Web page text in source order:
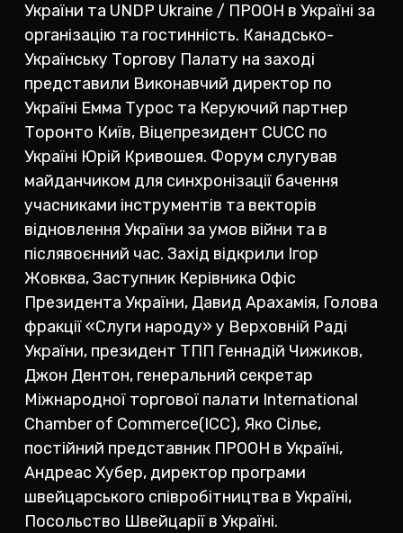
України та UNDP Ukraine / ПРООН в Україні за
організацію та гостинність. Канадсько-
Українську Торгову Палату на заході
представили Виконавчий директор по
Україні Емма Турос та Керуючий партнер
Торонто Київ, Віцепрезидент CUCC по
Україні Юрій Кривошея. Форум слугував
майданчиком для синхронізації бачення
учасниками інструментів та векторів
відновлення України за умов війни та в
післявоєнний час. Захід відкрили Ігор
Жовква, Заступник Керівника Офіс
Президента України, Давид Арахамія, Голова
фракції «Слуги народу» у Верховній Раді
України, президент ТПП Геннадій Чижиков,
Джон Дентон, генеральний секретар
Міжнародної торгової палати International
Chamber of Commerce(ICC), Яко Сільє,
постійний представник ПРООН в Україні,
Андреас Хубер, директор програми
швейцарського співробітництва в Україні,
Посольство Швейцарії в Україні.